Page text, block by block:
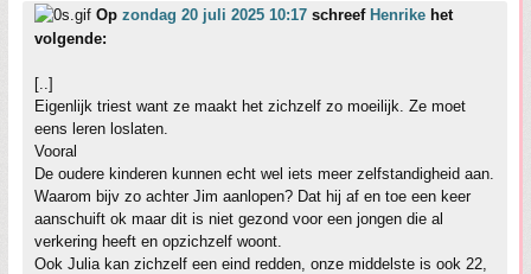
Op zondag 20 juli 2025 10:17 schreef Henrike het
volgende:
[..]
Eigenlijk triest want ze maakt het zichzelf zo moeilijk. Ze moet
eens leren loslaten.
Vooral
De oudere kinderen kunnen echt wel iets meer zelfstandigheid aan.
Waarom bijv zo achter Jim aanlopen? Dat hij af en toe een keer
aanschuift ok maar dit is niet gezond voor een jongen die al
verkering heeft en opzichzelf woont.
Ook Julia kan zichzelf een eind redden, onze middelste is ook 22,